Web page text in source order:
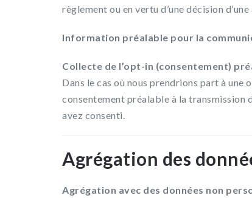
règlement ou en vertu d’une décision
Information préalable pour la
Collecte de l’opt-in (consentement)
Dans le cas où nous prendrions part à
consentement préalable à la transmission
avez consenti.
Agrégation des
Agrégation avec des données non